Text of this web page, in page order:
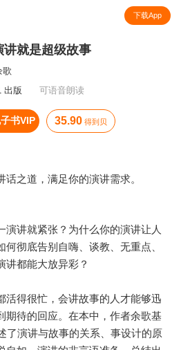
下载App
讲就是超级故事
歌
出版
可语音朗读
书VIP 35.90 得到贝
之道，满足你的演讲需求。
演讲就紧张？为什么你的演讲让人
彻底告别自嗨、谈教、无重点、
讲都能大放异彩？
活得很忙，会讲故事的人才能够迅
期待的回应。在本中，作者余歌基
了演讲与故事的关系、事设计的原